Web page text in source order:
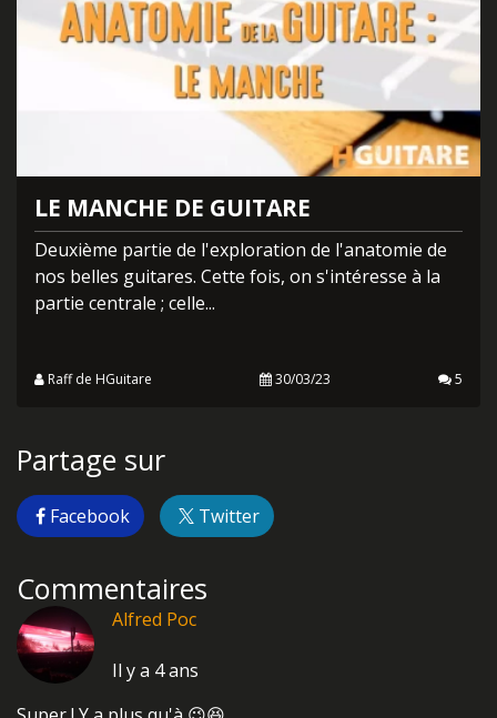
LE MANCHE DE GUITARE
Deuxième partie de l'exploration de l'anatomie de
nos belles guitares. Cette fois, on s'intéresse à la
partie centrale ; celle...
Raff de HGuitare 30/03/23 5
Partage sur
Facebook Twitter
Commentaires
Alfred Poc
Il y a 4 ans